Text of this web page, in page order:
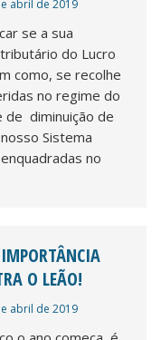
abril de 2019
se a sua
do Lucro
como, se recolhe
no regime do
de diminuição de
Sistema
no
O LEÃO!
abril de 2019